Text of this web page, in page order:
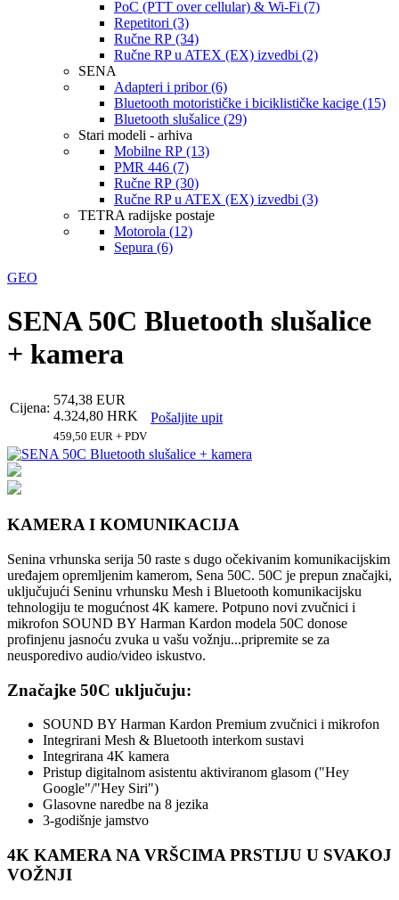
PoC (PTT over cellular) & Wi-Fi (7)
Repetitori (3)
Ručne RP (34)
Ručne RP u ATEX (EX) izvedbi (2)
SENA
Adapteri i pribor (6)
Bluetooth motorističke i biciklističke kacige (15)
Bluetooth slušalice (29)
Stari modeli - arhiva
Mobilne RP (13)
PMR 446 (7)
Ručne RP (30)
Ručne RP u ATEX (EX) izvedbi (3)
TETRA radijske postaje
Motorola (12)
Sepura (6)
GEO
SENA 50C Bluetooth slušalice
+ kamera
Cijena:
574,38 EUR
4.324,80 HRK
Pošaljite upit
459,50 EUR + PDV
KAMERA I KOMUNIKACIJA
Senina vrhunska serija 50 raste s dugo očekivanim komunikacijskim
uređajem opremljenim kamerom, Sena 50C. 50C je prepun značajki,
uključujući Seninu vrhunsku Mesh i Bluetooth komunikacijsku
tehnologiju te mogućnost 4K kamere. Potpuno novi zvučnici i
mikrofon SOUND BY Harman Kardon modela 50C donose
profinjenu jasnoću zvuka u vašu vožnju...pripremite se za
neusporedivo audio/video iskustvo.
Značajke 50C uključuju:
SOUND BY Harman Kardon Premium zvučnici i mikrofon
Integrirani Mesh & Bluetooth interkom sustavi
Integrirana 4K kamera
Pristup digitalnom asistentu aktiviranom glasom ("Hey
Google"/"Hey Siri")
Glasovne naredbe na 8 jezika
3-godišnje jamstvo
4K KAMERA NA VRŠCIMA PRSTIJU U SVAKOJ
VOŽNJI